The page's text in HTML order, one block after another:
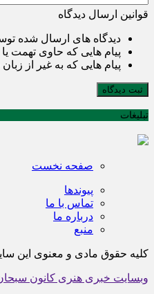
قوانین ارسال دیدگاه
دیدگاه های ارسال شده
پیام هایی که حاوی تهمت
پیام هایی که به غیر از
ثبت دیدگاه
تبلیغات
صفحه نخست
پیوندها
تماس با ما
درباره ما
منبع
کلیه حقوق مادی و معنوی این
وبسایت خبری هنری کانون